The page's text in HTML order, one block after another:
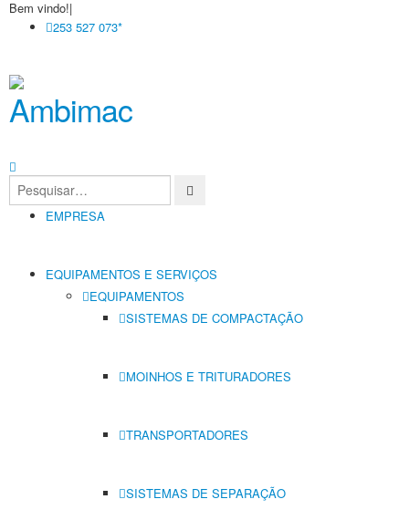
Bem vindo!|
253 527 073*
EMPRESA
EQUIPAMENTOS E SERVIÇOS
EQUIPAMENTOS
SISTEMAS DE COMPACTAÇÃO
MOINHOS E TRITURADORES
TRANSPORTADORES
SISTEMAS DE SEPARAÇÃO